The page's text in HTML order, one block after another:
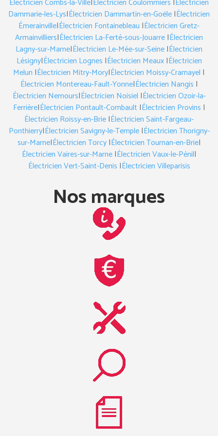
Électricien Combs-la-Ville|Électricien Coulommiers |Électricien
Dammarie-les-Lys|Électricien Dammartin-en-Goële|Électricien
Émerainville|Électricien Fontainebleau |Électricien Gretz-
Armainvilliers|Électricien La-Ferté-sous-Jouarre|Électricien
Lagny-sur-Marne|Électricien Le-Mée-sur-Seine|Électricien
Lésigny|Électricien Lognes |Électricien Meaux|Électricien
Melun |Électricien Mitry-Mory|Électricien Moissy-Cramayel |
Électricien Montereau-Fault-Yonne|Électricien Nangis |
Électricien Nemours|Électricien Noisiel |Électricien Ozoir-la-
Ferrière|Électricien Pontault-Combault |Électricien Provins |
Électricien Roissy-en-Brie|Électricien Saint-Fargeau-
Ponthierry|Électricien Savigny-le-Temple|Électricien Thorigny-
sur-Marne|Électricien Torcy|Électricien Tournan-en-Brie|
Électricien Vaires-sur-Marne|Électricien Vaux-le-Pénil|
Électricien Vert-Saint-Denis |Électricien Villeparisis
Nos marques